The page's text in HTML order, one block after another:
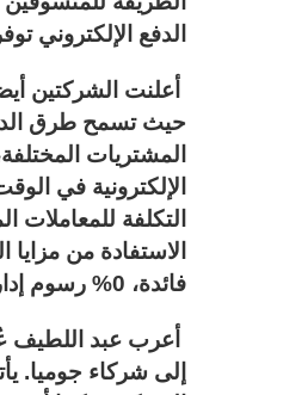
الدفع الإلكتروني
حيث تسمح طرق
المشتريات
الإلكترونية في
التكلفة للمعاملات
فائدة، 0% رسوم إدارية، 0% رسوم شراء.
أعرب عبد اللطيف
إلى شركاء جوميا.